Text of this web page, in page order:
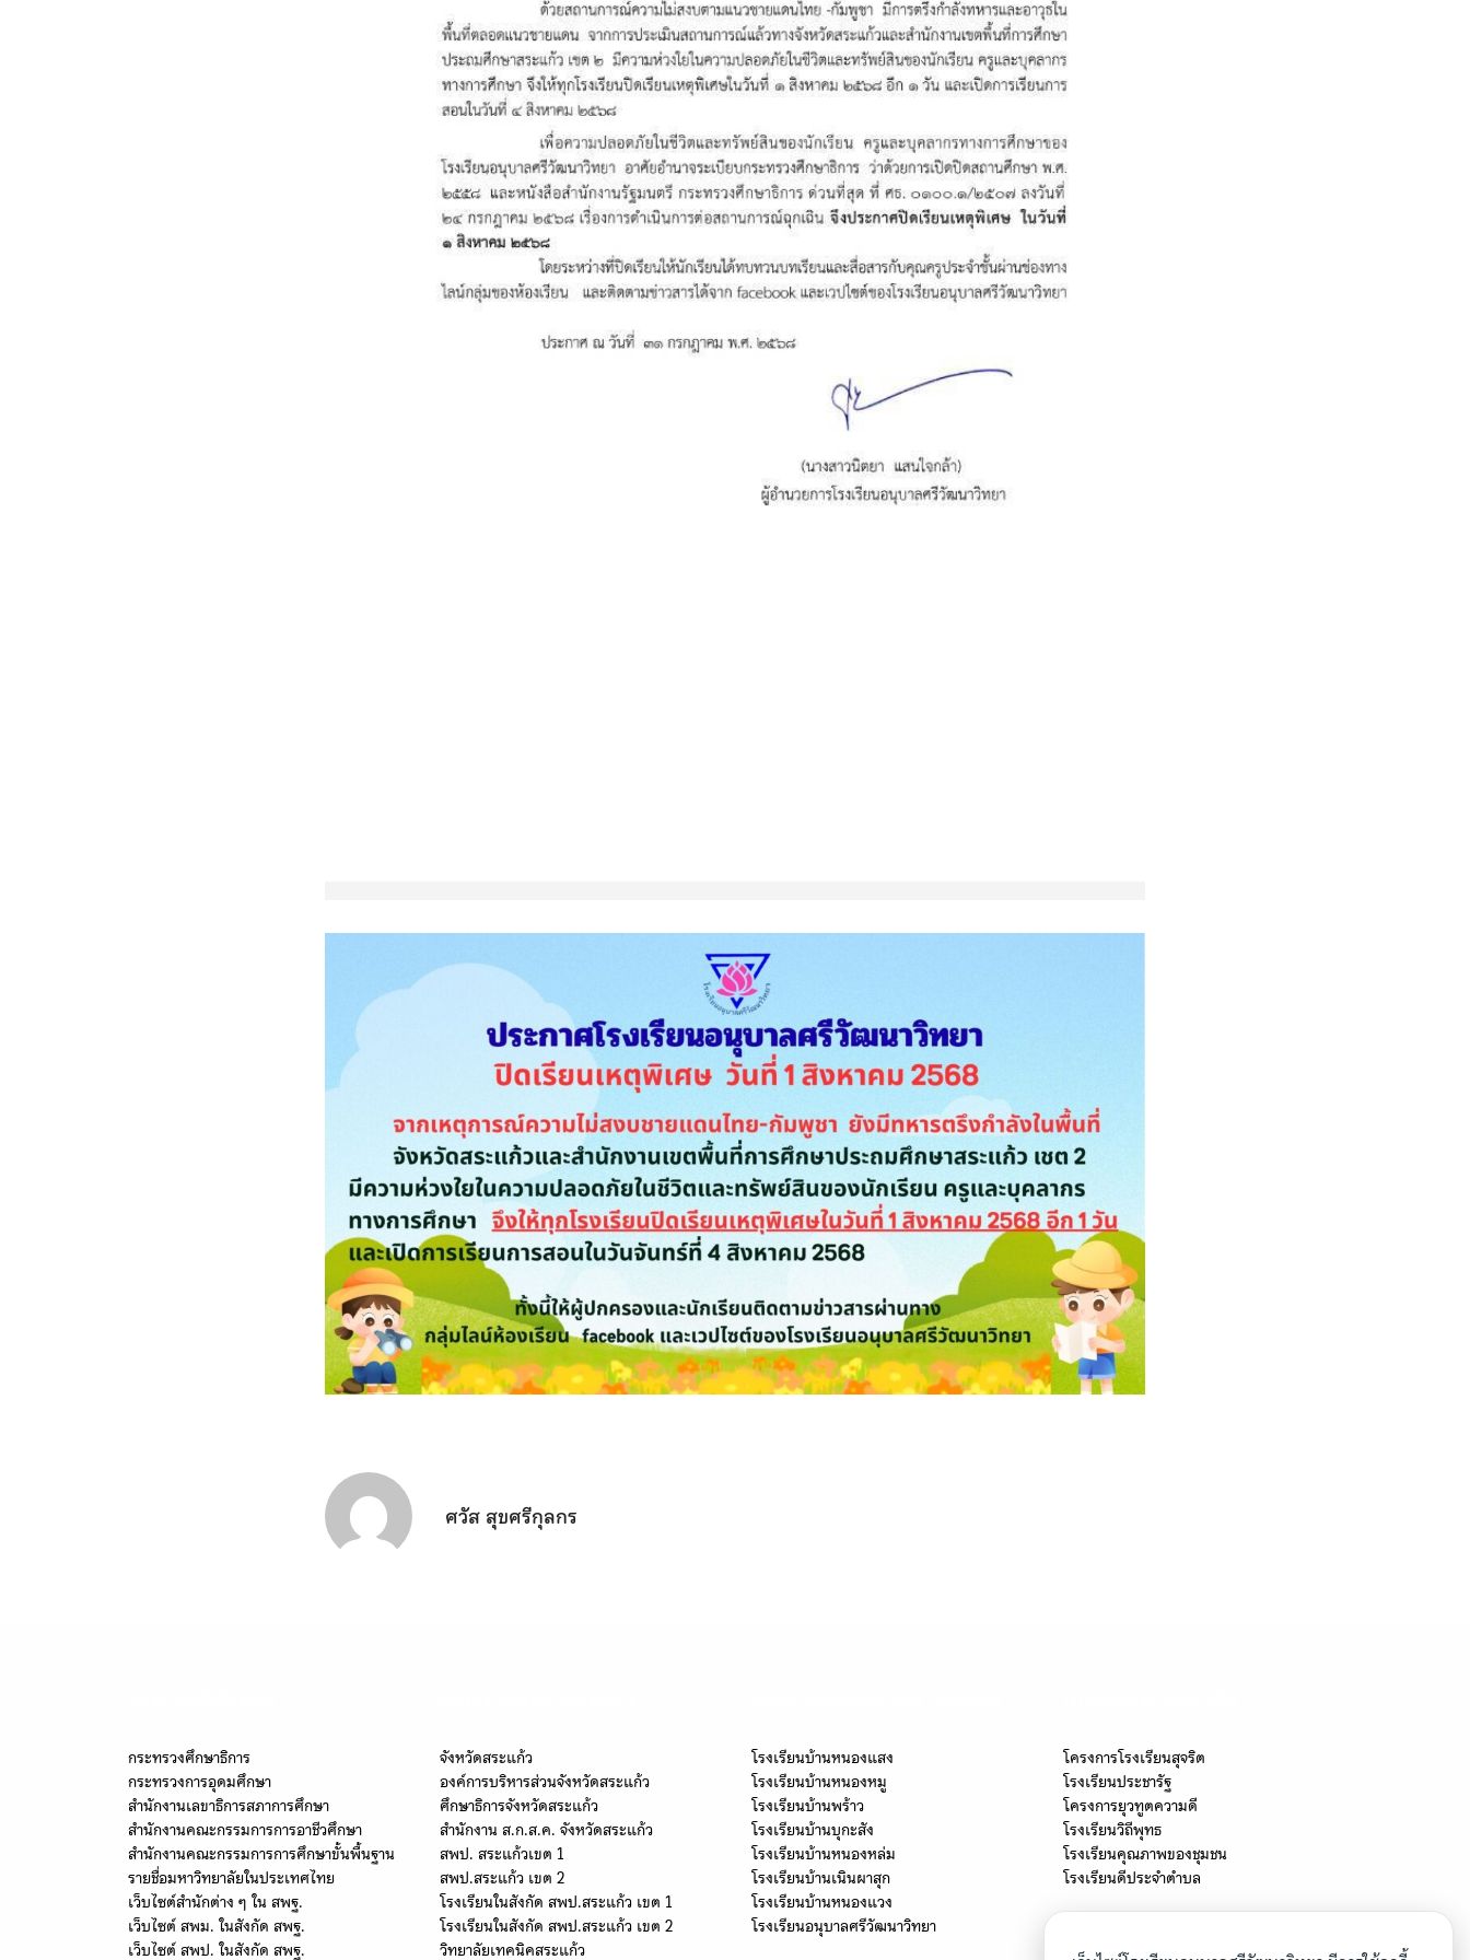
ศวัส สุขศรีกุลกร
กระทรวงศึกษาธิการ
กระทรวงการอุดมศึกษา
สำนักงานเลขาธิการสภาการศึกษา
สำนักงานคณะกรรมการการอาชีวศึกษา
สำนักงานคณะกรรมการการศึกษาขั้นพื้นฐาน
รายชื่อมหาวิทยาลัยในประเทศไทย
เว็บไซต์สำนักต่าง ๆ ใน สพฐ.
เว็บไซต์ สพม. ในสังกัด สพฐ.
เว็บไซต์ สพป. ในสังกัด สพฐ.
จังหวัดสระแก้ว
องค์การบริหารส่วนจังหวัดสระแก้ว
ศึกษาธิการจังหวัดสระแก้ว
สำนักงาน ส.ก.ส.ค. จังหวัดสระแก้ว
สพป. สระแก้วเขต 1
สพป.สระแก้ว เขต 2
โรงเรียนในสังกัด สพป.สระแก้ว เขต 1
โรงเรียนในสังกัด สพป.สระแก้ว เขต 2
วิทยาลัยเทคนิคสระแก้ว
โรงเรียนบ้านหนองแสง
โรงเรียนบ้านหนองหมู
โรงเรียนบ้านพร้าว
โรงเรียนบ้านบุกะสัง
โรงเรียนบ้านหนองหล่ม
โรงเรียนบ้านเนินผาสุก
โรงเรียนบ้านหนองแวง
โรงเรียนอนุบาลศรีวัฒนาวิทยา
โครงการโรงเรียนสุจริต
โรงเรียนประชารัฐ
โครงการยุวทูตความดี
โรงเรียนวิถีพุทธ
โรงเรียนคุณภาพของชุมชน
โรงเรียนดีประจำตำบล